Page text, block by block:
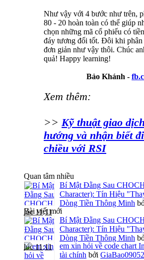
Như vậy với 4 bước như trên,
80 - 20 hoàn toàn có thể giúp
chọn những mã cổ phiếu có
đáy tương đối tốt. Đôi khi
đơn giản như vậy thôi. Chúc
quả! Happy learning!
Bảo Khánh -
Xem thêm:
>> Kỹ thuật giao
hướng và nhận biết
chiều với RSI
Quan tâm nhiều
Bí Mật Đằng Sau
Character): Tín Hiệu
Dòng Tiền Thông Minh
lúc 11:11
Bài viết mới
Bí Mật Đằng Sau
Character): Tín Hiệu
Dòng Tiền Thông Minh
lúc 11:11
em xin hỏi về code chart
tài chính bởi